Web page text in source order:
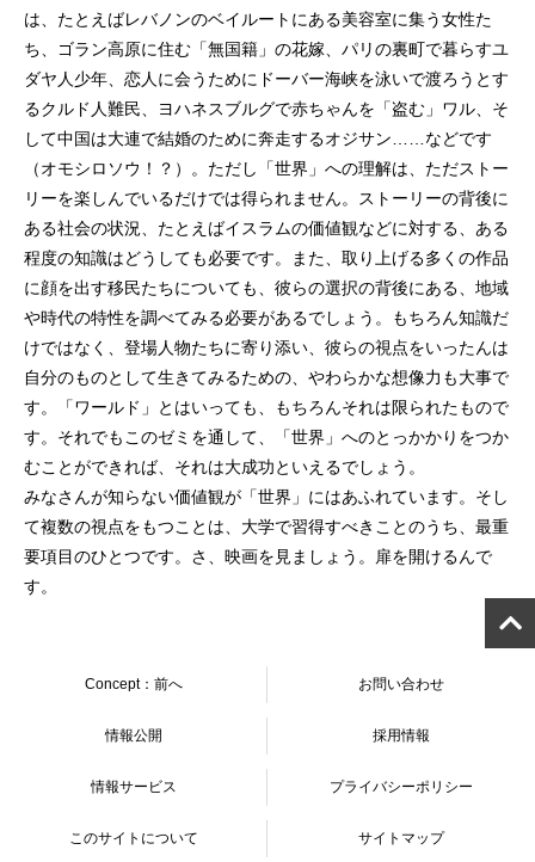
は、たとえばレバノンのベイルートにある美容室に集う女性た
ち、ゴラン高原に住む「無国籍」の花嫁、パリの裏町で暮らすユ
ダヤ人少年、恋人に会うためにドーバー海峡を泳いで渡ろうとす
るクルド人難民、ヨハネスブルグで赤ちゃんを「盗む」ワル、そ
して中国は大連で結婚のために奔走するオジサン……などです
（オモシロソウ！？）。ただし「世界」への理解は、ただストー
リーを楽しんでいるだけでは得られません。ストーリーの背後に
ある社会の状況、たとえばイスラムの価値観などに対する、ある
程度の知識はどうしても必要です。また、取り上げる多くの作品
に顔を出す移民たちについても、彼らの選択の背後にある、地域
や時代の特性を調べてみる必要があるでしょう。もちろん知識だ
けではなく、登場人物たちに寄り添い、彼らの視点をいったんは
自分のものとして生きてみるための、やわらかな想像力も大事で
す。「ワールド」とはいっても、もちろんそれは限られたもので
す。それでもこのゼミを通して、「世界」へのとっかかりをつか
むことができれば、それは大成功といえるでしょう。
みなさんが知らない価値観が「世界」にはあふれています。そし
て複数の視点をもつことは、大学で習得すべきことのうち、最重
要項目のひとつです。さ、映画を見ましょう。扉を開けるんで
す。
Concept：前へ お問い合わせ
情報公開 採用情報
情報サービス プライバシーポリシー
このサイトについて サイトマップ